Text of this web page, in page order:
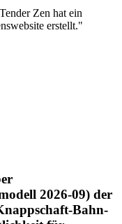
Zen hat ein
erstellt."
2026-09) der
Bahn-